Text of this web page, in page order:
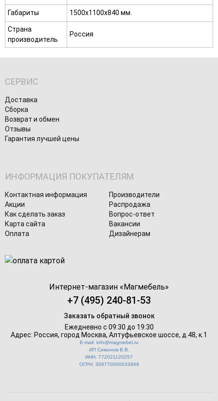
Габариты 1500х1100х840 мм.
Страна
производитель
Россия
СЕРВИС
Доставка
Сборка
Возврат и обмен
Отзывы
Гарантия лучшей цены
ИНФОРМАЦИЯ ПОКУПАТЕЛЯМ
Контактная информация
Производители
Акции
Распродажа
Как сделать заказ
Вопрос-ответ
Карта сайта
Вакансии
Оплата
Дизайнерам
Интернет-магазин «Магмебель»
+7 (495) 240-81-53
Заказать обратный звонок
Ежедневно с 09:30 до 19:30
Адрес: Россия, город Москва, Алтуфьевское шоссе, д.48, к.1
E-mail: info@magmebel.ru
ИП Симонов В.В.
ИНН: 772021120257
ОГРН: 306770000033869